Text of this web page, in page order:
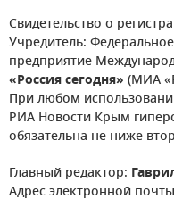
Свидетельство о
Учредитель:
предприятие
«Россия сегодня» (МИА
При любом
РИА Новости Крым
обязательна не ниже
Главный редактор:
Адрес электронной